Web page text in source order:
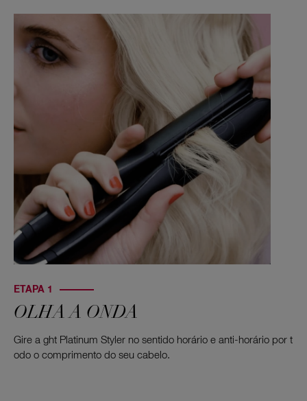
ETAPA 1
OLHA A ONDA
Gire a ght Platinum Styler no sentido horário e anti-horário por t
odo o comprimento do seu cabelo.